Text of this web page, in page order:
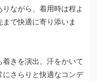
ながら、着用時は程よ
で快適に寄り添いま
きを演出。汗をかいて
にさらりと快適なコンデ